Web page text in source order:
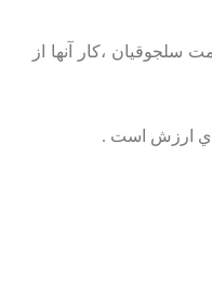
،كار آنها از
ارزش‌ است‌ .